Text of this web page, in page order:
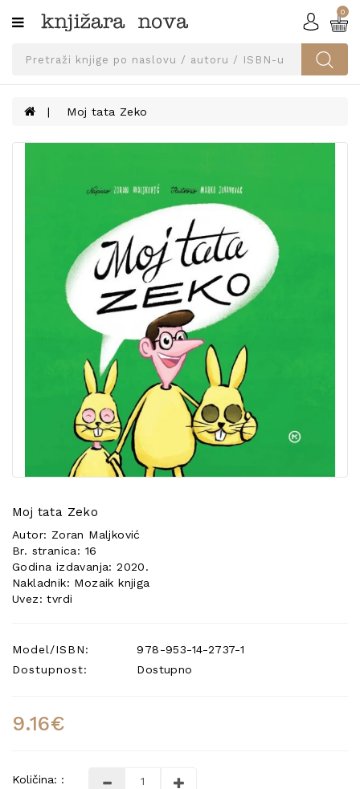
Kategorije
SVEUČILIŠNA
UDŽBENICI
KNJIGE
UDŽBENIKE!
0
Moj tata Zeko
Moj tata Zeko
Autor: Zoran Maljković
Br. stranica: 16
Godina izdavanja: 2020.
Nakladnik: Mozaik knjiga
Uvez: tvrdi
Model/ISBN:
978-953-14-2737-1
Dostupnost:
Dostupno
9.16€
Količina: :